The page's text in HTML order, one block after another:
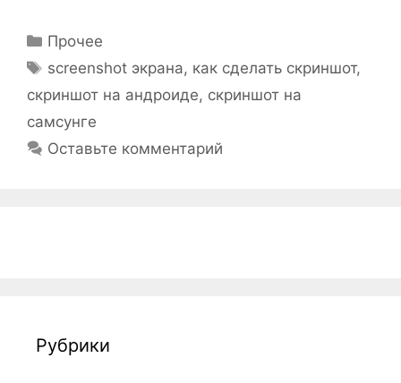
Рубрики
Прочее
Метки
screenshot экрана, как сделать скриншот,
скриншот на андроиде, скриншот на
самсунге
Оставьте комментарий
Рубрики